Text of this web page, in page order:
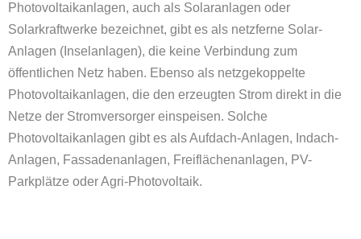
Photovoltaikanlagen, auch als Solaranlagen oder
Solarkraftwerke bezeichnet, gibt es als netzferne Solar-
Anlagen (Inselanlagen), die keine Verbindung zum
öffentlichen Netz haben. Ebenso als netzgekoppelte
Photovoltaikanlagen, die den erzeugten Strom direkt in die
Netze der Stromversorger einspeisen. Solche
Photovoltaikanlagen gibt es als Aufdach-Anlagen, Indach-
Anlagen, Fassadenanlagen, Freiflächenanlagen, PV-
Parkplätze oderAgri-Photovoltaik.